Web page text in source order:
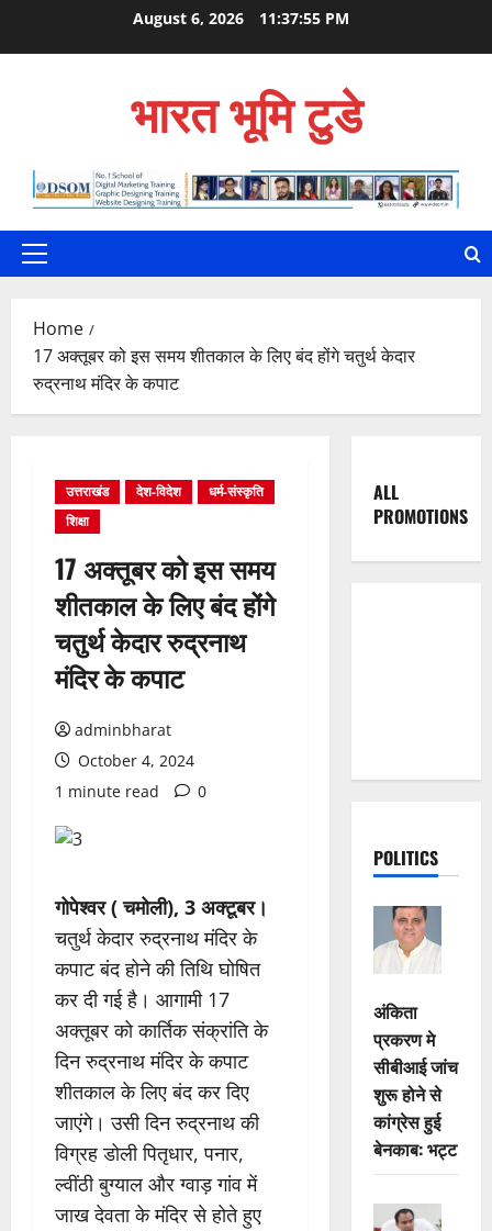
August 6, 2026 11:37:56 PM
भारत भूमि टुडे
Primary
Home
17 अक्तूबर को इस समय शीतकाल के लिए बंद होंगे चतुर्थ केदार
रुद्रनाथ मंदिर के कपाट
उत्तराखंड देश-विदेश
धर्म-संस्कृति
शिक्षा
17 अक्तूबर को इस समय
शीतकाल के लिए बंद होंगे
चतुर्थ केदार रुद्रनाथ
मंदिर के कपाट
adminbharat
October 4, 2024
1 minute read
0
गोपेश्वर ( चमोली), 3 अक्टूबर।
चतुर्थ केदार रुद्रनाथ मंदिर के
कपाट बंद होने की तिथि घोषित
कर दी गई है। आगामी 17
अक्तूबर को कार्तिक संक्रांति के
दिन रुद्रनाथ मंदिर के कपाट
शीतकाल के लिए बंद कर दिए
जाएंगे। उसी दिन रुद्रनाथ की
विग्रह डोली पितृधार, पनार,
ल्वींठी बुग्याल और ग्वाड़ गांव में
जाख देवता के मंदिर से होते हुए
ALL
PROMOTIONS
POLITICS
अंकिता
प्रकरण मे
सीबीआई जांच
शुरू होने से
कांग्रेस हुई
बेनकाब: भट्ट